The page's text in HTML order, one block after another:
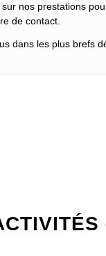
nos prestations
de contact.
dans les plus brefs